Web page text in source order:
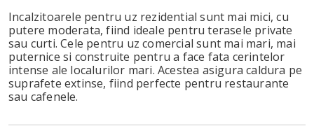
Incalzitoarele pentru uz rezidential sunt mai mici, cu
putere moderata, fiind ideale pentru terasele private
sau curti. Cele pentru uz comercial sunt mai mari, mai
puternice si construite pentru a face fata cerintelor
intense ale localurilor mari. Acestea asigura caldura pe
suprafete extinse, fiind perfecte pentru restaurante
sau cafenele.